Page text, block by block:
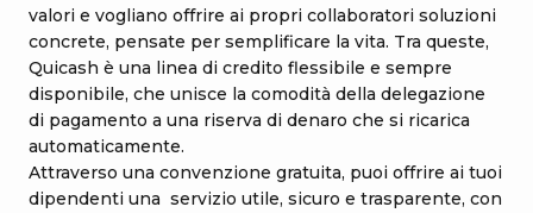
valori e vogliano offrire ai propri collaboratori soluzioni
concrete, pensate per semplificare la vita. Tra queste,
Quicash è una linea di credito flessibile e sempre
disponibile, che unisce la comodità della delegazione
di pagamento a una riserva di denaro che si ricarica
automaticamente.
Attraverso una convenzione gratuita, puoi offrire ai tuoi
dipendenti una servizio utile, sicuro e trasparente, con